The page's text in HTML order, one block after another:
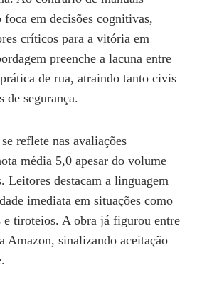
em decisões cognitivas,
críticos para a vitória em
preenche a lacuna entre
de rua, atraindo tanto civis
de segurança.
reflete nas avaliações
média 5,0 apesar do volume
Leitores destacam a linguagem
imediata em situações como
e tiroteios. A obra já figurou entre
Amazon, sinalizando aceitação